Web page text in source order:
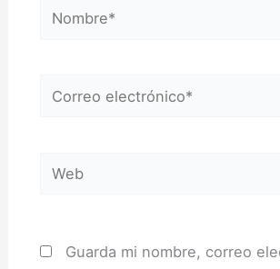
Nombre*
Correo
Web
Guarda mi nombre, correo